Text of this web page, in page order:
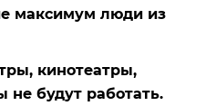
максимум люди из
кинотеатры,
не будут работать.